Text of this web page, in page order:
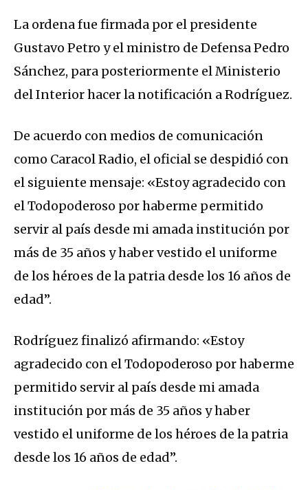
La ordena fue firmada por el presidente
Gustavo Petro y el ministro de Defensa Pedro
Sánchez, para posteriormente el Ministerio
del Interior hacer la notificación a Rodríguez.
De acuerdo con medios de comunicación
como Caracol Radio, el oficial se despidió con
el siguiente mensaje: «Estoy agradecido con
el Todopoderoso por haberme permitido
servir al país desde mi amada institución por
más de 35 años y haber vestido el uniforme
de los héroes de la patria desde los 16 años de
edad”.
Rodríguez finalizó afirmando: «Estoy
agradecido con el Todopoderoso por haberme
permitido servir al país desde mi amada
institución por más de 35 años y haber
vestido el uniforme de los héroes de la patria
desde los 16 años de edad”.